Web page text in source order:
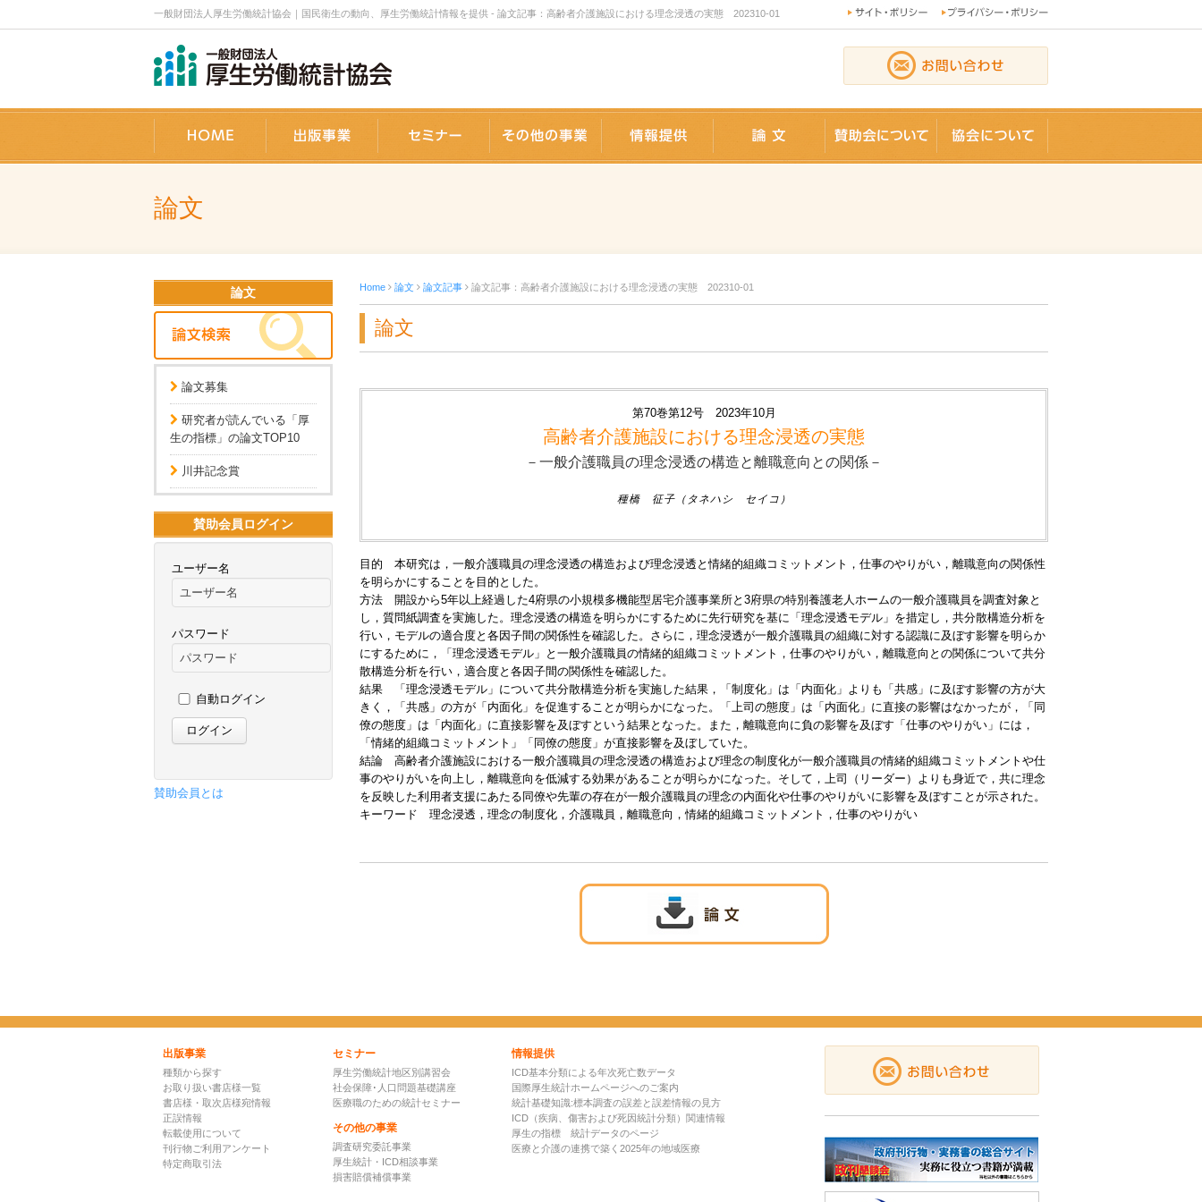
一般財団法人厚生労働統計協会｜国民衛生の動向、厚生労働統計情報を提供 - 論文記事：高齢者介護施設における理念浸透の実態 202310-01
ホーム 出版事業 セミナー 事業内容 情報提供 論文 賛助会員 協会について
論文
論文
論文募集
研究者が読んでいる「厚
生の指標」の論文TOP10
川井記念賞
賛助会員ログイン
ユーザー名
パスワード
自動ログイン
賛助会員とは
Home 論文 論文記事 論文記事：高齢者介護施設における理念浸透の実態 202310-01
論文
第70巻第12号 2023年10月
高齢者介護施設における理念浸透の実態
－一般介護職員の理念浸透の構造と離職意向との関係－
種橋 征子（タネハシ セイコ）
目的 本研究は，一般介護職員の理念浸透の構造および理念浸透と情緒的組織コミットメント，仕事のやりがい，離職意向の関係性
を明らかにすることを目的とした。
方法 開設から5年以上経過した4府県の小規模多機能型居宅介護事業所と3府県の特別養護老人ホームの一般介護職員を調査対象と
し，質問紙調査を実施した。理念浸透の構造を明らかにするために先行研究を基に「理念浸透モデル」を措定し，共分散構造分析を
行い，モデルの適合度と各因子間の関係性を確認した。さらに，理念浸透が一般介護職員の組織に対する認識に及ぼす影響を明らか
にするために，「理念浸透モデル」と一般介護職員の情緒的組織コミットメント，仕事のやりがい，離職意向との関係について共分
散構造分析を行い，適合度と各因子間の関係性を確認した。
結果 「理念浸透モデル」について共分散構造分析を実施した結果，「制度化」は「内面化」よりも「共感」に及ぼす影響の方が大
きく，「共感」の方が「内面化」を促進することが明らかになった。「上司の態度」は「内面化」に直接の影響はなかったが，「同
僚の態度」は「内面化」に直接影響を及ぼすという結果となった。また，離職意向に負の影響を及ぼす「仕事のやりがい」には，
「情緒的組織コミットメント」「同僚の態度」が直接影響を及ぼしていた。
結論 高齢者介護施設における一般介護職員の理念浸透の構造および理念の制度化が一般介護職員の情緒的組織コミットメントや仕
事のやりがいを向上し，離職意向を低減する効果があることが明らかになった。そして，上司（リーダー）よりも身近で，共に理念
を反映した利用者支援にあたる同僚や先輩の存在が一般介護職員の理念の内面化や仕事のやりがいに影響を及ぼすことが示された。
キーワード 理念浸透，理念の制度化，介護職員，離職意向，情緒的組織コミットメント，仕事のやりがい
出版事業
種類から探す
お取り扱い書店様一覧
書店様・取次店様宛情報
正誤情報
転載使用について
刊行物ご利用アンケート
特定商取引法
セミナー
厚生労働統計地区別講習会
社会保障･人口問題基礎講座
医療職のための統計セミナー
その他の事業
調査研究委託事業
厚生統計・ICD相談事業
損害賠償補償事業
情報提供
ICD基本分類による年次死亡数データ
国際厚生統計ホームページへのご案内
統計基礎知識:標本調査の誤差と誤差情報の見方
ICD（疾病、傷害および死因統計分類）関連情報
厚生の指標 統計データのページ
医療と介護の連携で築く2025年の地域医療